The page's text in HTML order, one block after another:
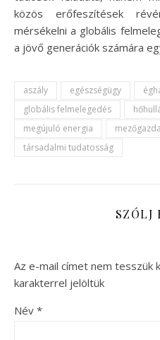
közös erőfeszítések
mérsékelni a globális
a jövő generációk számára
aszály egészségügy
globális felmelegedés
megújuló energia
társadalmi tudatosság
SZÓLJ
Az e-mail címet nem tesszük
karakterrel jelöltük
Név *